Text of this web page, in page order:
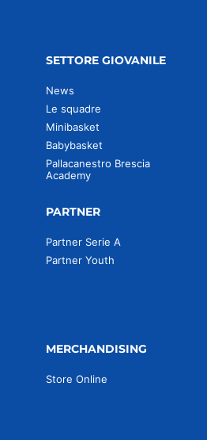
SETTORE GIOVANILE
News
Le squadre
Minibasket
Babybasket
Pallacanestro Brescia
Academy
PARTNER
Partner Serie A
Partner Youth
MERCHANDISING
Store Online